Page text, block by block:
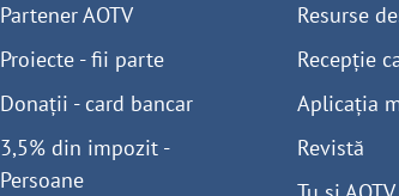
Partener AOTV
Proiecte - fii parte
Donații - card bancar
3,5% din impozit -
Persoane
Resurse
Recepție
Aplicația
Revistă